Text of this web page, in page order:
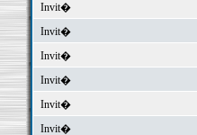
Invit�
Invit�
Invit�
Invit�
Invit�
Invit�